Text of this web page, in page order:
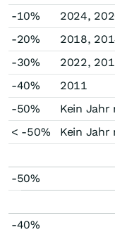
-10%
2024,
-20%
2018,
-30%
2022,
-40%
2011
-50%
Kein Jahr
< -50%
Kein Jahr
-50%
-40%